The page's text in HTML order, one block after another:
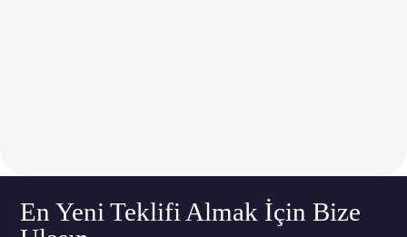
En Yeni Teklifi Almak İçin Bize